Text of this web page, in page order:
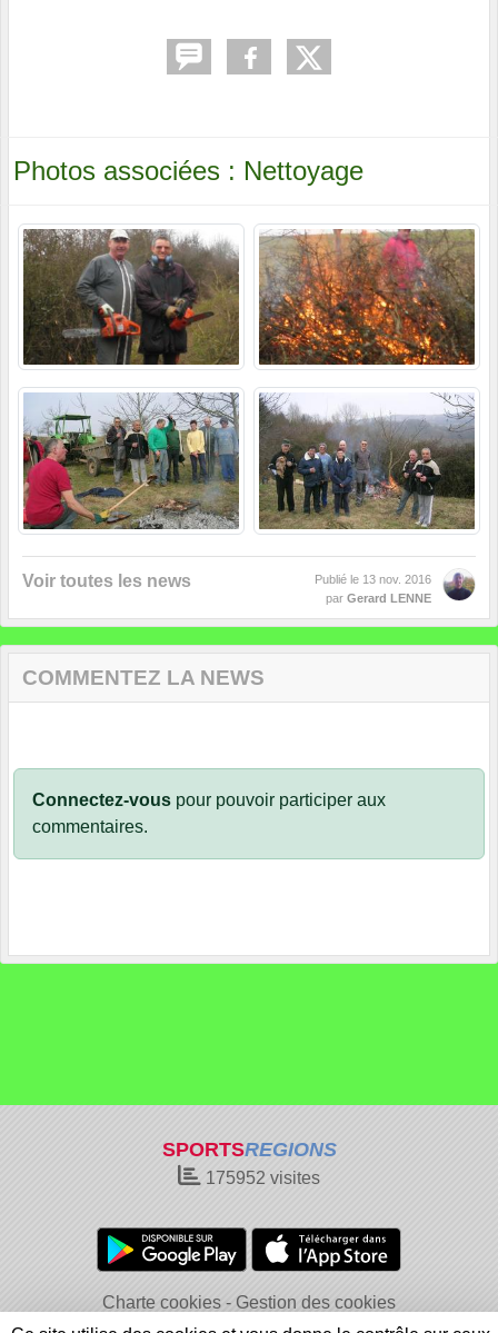
Photos associées : Nettoyage
Voir toutes les news Publié le 13 nov. 2016
par Gerard LENNE
COMMENTEZ LA NEWS
Connectez-vous pour pouvoir participer aux
commentaires.
SPORTSREGIONS
175952 visites
Charte cookies
Gestion des cookies
Informations légales
Signaler un contenu inapproprié